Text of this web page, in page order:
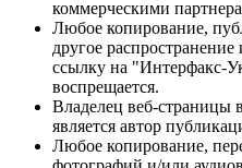
коммерческими
Любое копирование,
другое
ссылку на "Интерфакс-
воспрещается.
Владелец веб-страницы
является автор
Любое копирование,